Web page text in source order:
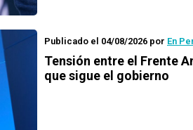
Publicado el 04/08/2026 por En
Tensión entre el Frente
que sigue el gobierno